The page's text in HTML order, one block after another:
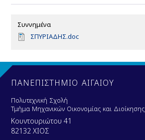
Συννημένα
D
u
e
n
t
ΣΠΥΡΙΑΔΗΣ.doc
ΠΑΝΕΠΙΣΤΗΜΙΟ ΑΙΓΑΙΟΥ
Πολυτεχνική Σχολή
Τμήμα Μηχανικών Οικονομίας και Διοίκησης
Κουντουριώτου 41
82132 ΧΙΟΣ